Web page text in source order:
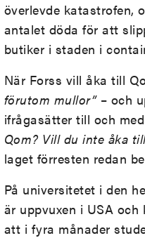
överlevde katastrofen,
antalet döda för att
butiker i staden i
När Forss vill åka till
förutom mullor”– och
ifrågasätter till och
Qom? Vill du inte åka
laget förresten redan
På universitetet i den
är uppvuxen i USA
att i fyra månader